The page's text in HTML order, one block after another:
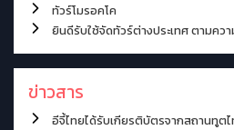
ทัวร์โมรอคโค
ยินดีรับใช้จัดทัวร์ต่างประเทศ ตามคว
ข่าวสาร
อีจี้ไทยได้รับเกียรติบัตรจากสถานทูต